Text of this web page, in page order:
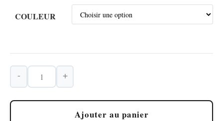
COULEUR
Briquet
- +
Ajouter au panier